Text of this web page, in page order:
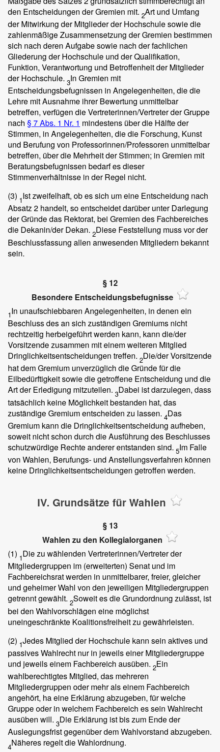
den Entscheidungen der Gremien mit. 2Art und Umfang
der Mitwirkung der Mitglieder der Hochschule sowie die
zahlenmäßige Zusammensetzung der Gremien bestimmen
sich nach deren Aufgabe sowie nach der fachlichen
Gliederung der Hochschule und der Qualifikation,
Funktion, Verantwortung und Betroffenheit der Mitglieder
der Hochschule. 3In Gremien mit
Entscheidungsbefugnissen in Angelegenheiten, die die
Lehre mit Ausnahme ihrer Bewertung unmittelbar
betreffen, verfügen die Vertreterinnen/Vertreter der Gruppe
nach § 7 Abs. 1 Nr. 1 mindestens über die Hälfte der
Stimmen, in Angelegenheiten, die die Forschung, Kunst
und Berufung von Professorinnen/Professoren unmittelbar
betreffen, über die Mehrheit der Stimmen; in Gremien mit
Beratungsbefugnissen bedarf es dieser
Stimmenverhältnisse in der Regel nicht.
(3) 1Ist zweifelhaft, ob es sich um eine Entscheidung nach
Absatz 2 handelt, so entscheidet darüber unter Darlegung
der Gründe das Rektorat, bei Gremien des Fachbereiches
die Dekanin/der Dekan. 2Diese Feststellung muss vor der
Beschlussfassung allen anwesenden Mitgliedern bekannt
sein.
§ 12
Besondere Entscheidungsbefugnisse
1In unaufschiebbaren Angelegenheiten, in denen ein
Beschluss des an sich zuständigen Gremiums nicht
rechtzeitig herbeigeführt werden kann, kann die/der
Vorsitzende zusammen mit einem weiteren Mitglied
Dringlichkeitsentscheidungen treffen. 2Die/der Vorsitzende
hat dem Gremium unverzüglich die Gründe für die
Eilbedürftigkeit sowie die getroffene Entscheidung und die
Art der Erledigung mitzuteilen. 3Dabei ist darzulegen, dass
tatsächlich keine Möglichkeit bestanden hat, das
zuständige Gremium entscheiden zu lassen. 4Das
Gremium kann die Dringlichkeitsentscheidung aufheben,
soweit nicht schon durch die Ausführung des Beschlusses
schutzwürdige Rechte anderer entstanden sind. 5Im Falle
von Wahlen, Berufungs- und Anstellungsverfahren können
keine Dringlichkeitsentscheidungen getroffen werden.
IV. Grundsätze für Wahlen
§ 13
Wahlen zu den Kollegialorganen
(1) 1Die zu wählenden Vertreterinnen/Vertreter der
Mitgliedergruppen im (erweiterten) Senat und im
Fachbereichsrat werden in unmittelbarer, freier, gleicher
und geheimer Wahl von den jeweiligen Mitgliedergruppen
getrennt gewählt. 2Soweit es die Grundordnung zulässt, ist
bei den Wahlvorschlägen eine möglichst
uneingeschränkte Koalitionsfreiheit zu gewährleisten.
(2) 1Jedes Mitglied der Hochschule kann sein aktives und
passives Wahlrecht nur in jeweils einer Mitgliedergruppe
und jeweils einem Fachbereich ausüben. 2Ein
wahlberechtigtes Mitglied, das mehreren
Mitgliedergruppen oder mehr als einem Fachbereich
angehört, ha eine Erklärung abzugeben, für welche
Gruppe oder in welchem Fachbereich es sein Wahlrecht
ausüben will. 3Die Erklärung ist bis zum Ende der
Auslegungsfrist gegenüber dem Wahlvorstand abzugeben.
4Näheres regelt die Wahlordnung.